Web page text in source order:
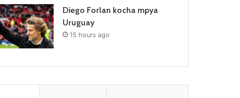
Diego Forlan kocha mpya
Uruguay
15 hours ago